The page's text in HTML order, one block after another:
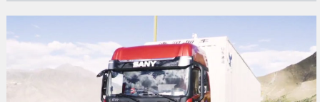
外营销中心，490多家服
务代理商，44家船电销
服一体代理商，1500多